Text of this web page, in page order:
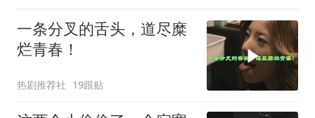
一条分叉的舌头，道尽糜
烂青春！
热剧推荐社 19跟贴